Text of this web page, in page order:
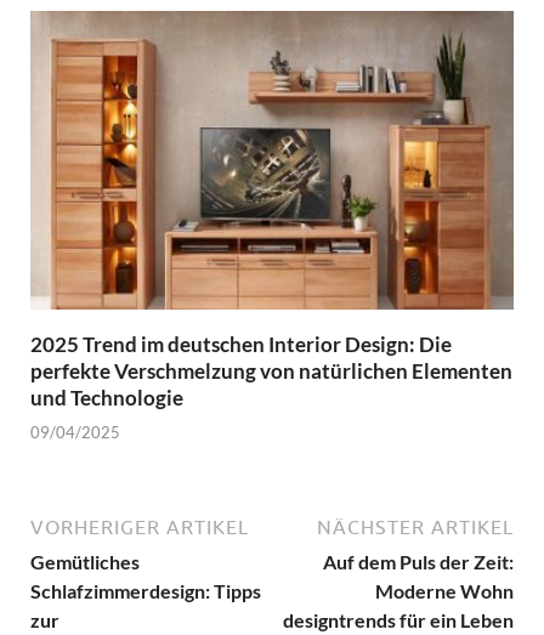
2025 Trend im deutschen Interior Design: Die
perfekte Verschmelzung von natürlichen Elementen
und Technologie
09/04/2025
VORHERIGER ARTIKEL
Gemütliches
Schlafzimmerdesign: Tipps
zur
NÄCHSTER ARTIKEL
Auf dem Puls der Zeit:
Moderne Wohn
designtrends für ein Leben